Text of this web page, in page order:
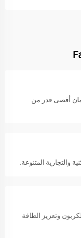
أقصى قدر من
والتجارية المتنوعة.
وتعزيز الطاقة